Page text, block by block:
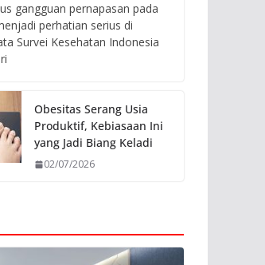
gangguan pernapasan pada
perhatian serius di
Survei Kesehatan Indonesia
Obesitas Serang Usia
Produktif, Kebiasaan Ini
yang Jadi Biang Keladi
02/07/2026